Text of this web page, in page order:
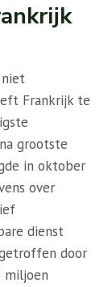
niet
Frankrijk te
grootste
in oktober
over
dienst
door
miljoen